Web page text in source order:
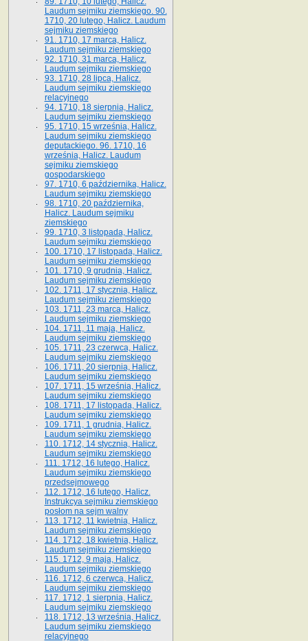
Laudum sejmiku ziemskiego. 90.
1710, 20 lutego, Halicz. Laudum
sejmiku ziemskiego
91. 1710, 17 marca, Halicz.
Laudum sejmiku ziemskiego
92. 1710, 31 marca, Halicz.
Laudum sejmiku ziemskiego
93. 1710, 28 lipca, Halicz.
Laudum sejmiku ziemskiego
relacyjnego
94. 1710, 18 sierpnia, Halicz.
Laudum sejmiku ziemskiego
95. 1710, 15 września, Halicz.
Laudum sejmiku ziemskiego
deputackiego. 96. 1710, 16
września, Halicz. Laudum
sejmiku ziemskiego
gospodarskiego
97. 1710, 6 października, Halicz.
Laudum sejmiku ziemskiego
98. 1710, 20 października,
Halicz. Laudum sejmiku
ziemskiego
99. 1710, 3 listopada, Halicz.
Laudum sejmiku ziemskiego
100. 1710, 17 listopada, Halicz.
Laudum sejmiku ziemskiego
101. 1710, 9 grudnia, Halicz.
Laudum sejmiku ziemskiego
102. 1711, 17 stycznia, Halicz.
Laudum sejmiku ziemskiego
103. 1711, 23 marca, Halicz.
Laudum sejmiku ziemskiego
104. 1711, 11 maja, Halicz.
Laudum sejmiku ziemskiego
105. 1711, 23 czerwca, Halicz.
Laudum sejmiku ziemskiego
106. 1711, 20 sierpnia, Halicz.
Laudum sejmiku ziemskiego
107. 1711, 15 września, Halicz.
Laudum sejmiku ziemskiego
108. 1711, 17 listopada, Halicz.
Laudum sejmiku ziemskiego
109. 1711, 1 grudnia, Halicz.
Laudum sejmiku ziemskiego
110. 1712, 14 stycznia, Halicz.
Laudum sejmiku ziemskiego
111. 1712, 16 lutego, Halicz.
Laudum sejmiku ziemskiego
przedsejmowego
112. 1712, 16 lutego, Halicz.
Instrukcya sejmiku ziemskiego
posłom na sejm walny
113. 1712, 11 kwietnia, Halicz.
Laudum sejmiku ziemskiego
114. 1712, 18 kwietnia, Halicz.
Laudum sejmiku ziemskiego
115. 1712, 9 maja, Halicz.
Laudum sejmiku ziemskiego
116. 1712, 6 czerwca, Halicz.
Laudum sejmiku ziemskiego
117. 1712, 1 sierpnia, Halicz.
Laudum sejmiku ziemskiego
118. 1712, 13 września, Halicz.
Laudum sejmiku ziemskiego
relacyjnego